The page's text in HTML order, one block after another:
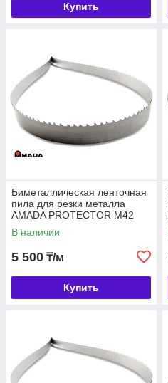
Купить
Биметаллическая ленточная
пила для резки металла
AMADA PROTECTOR M42
0.9, 27
В наличии
5 500 ₸/м
Купить